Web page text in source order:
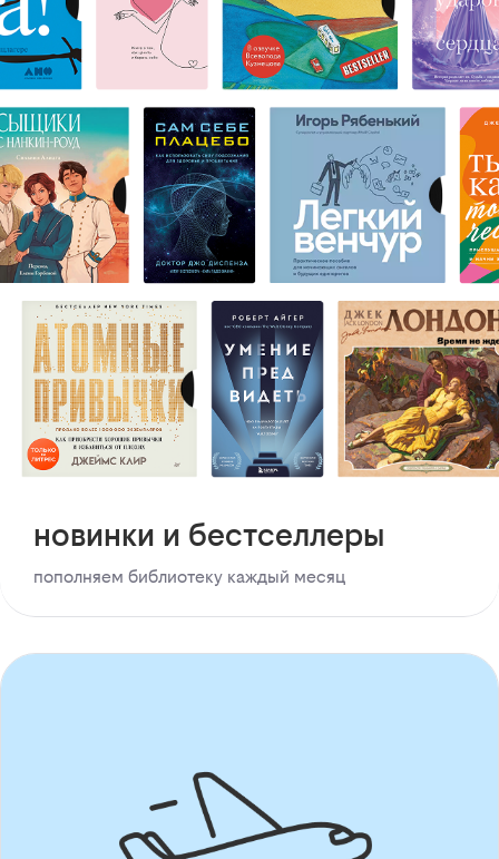
новинки и бестселлеры
пополняем библиотеку каждый месяц